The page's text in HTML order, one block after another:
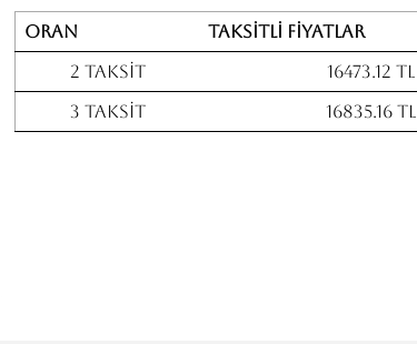
Oran
Taksitli fiyatlar
2 Taksit
16473.12 TL
3 Taksit
16835.16 TL